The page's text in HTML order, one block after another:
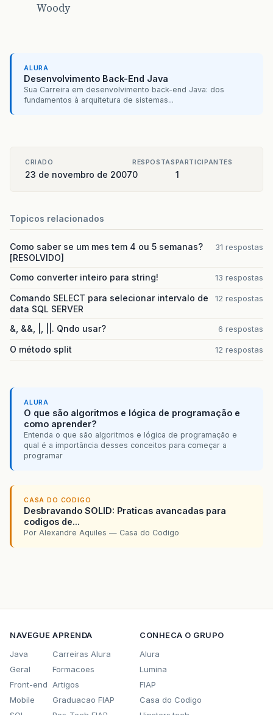
Woody
ALURA
Desenvolvimento Back-End Java
Sua Carreira em desenvolvimento back-end Java: dos
fundamentos à arquitetura de sistemas...
CRIADO
23 de novembro de 2007
RESPOSTAS
0
PARTICIPANTES
1
Topicos relacionados
Como saber se um mes tem 4 ou 5 semanas?
[RESOLVIDO]
31 respostas
Como converter inteiro para string! 13 respostas
Comando SELECT para selecionar intervalo de
data SQL SERVER
12 respostas
&, &&, |, ||. Qndo usar? 6 respostas
O método split 12 respostas
ALURA
O que são algoritmos e lógica de programação e
como aprender?
Entenda o que são algoritmos e lógica de programação e
qual é a importância desses conceitos para começar a
programar
CASA DO CODIGO
Desbravando SOLID: Praticas avancadas para
codigos de...
Por Alexandre Aquiles — Casa do Codigo
NAVEGUE
Java
Geral
Front-end
Mobile
APRENDA
Carreiras Alura
Formacoes
Artigos
Graduacao FIAP
CONHECA O GRUPO
Alura
Lumina
FIAP
Casa do Codigo